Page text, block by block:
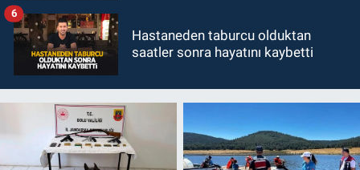
Hastaneden taburcu olduktan
saatler sonra hayatını kaybetti
6